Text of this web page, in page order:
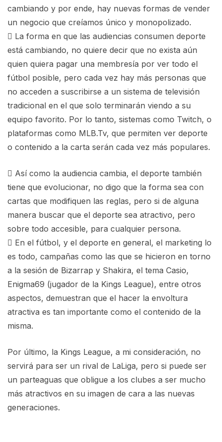
cambiando y por ende, hay nuevas formas de vender
un negocio que creíamos único y monopolizado.
 La forma en que las audiencias consumen deporte
está cambiando, no quiere decir que no exista aún
quien quiera pagar una membresía por ver todo el
fútbol posible, pero cada vez hay más personas que
no acceden a suscribirse a un sistema de televisión
tradicional en el que solo terminarán viendo a su
equipo favorito. Por lo tanto, sistemas como Twitch, o
plataformas como MLB.Tv, que permiten ver deporte
o contenido a la carta serán cada vez más populares.
 Así como la audiencia cambia, el deporte también
tiene que evolucionar, no digo que la forma sea con
cartas que modifiquen las reglas, pero si de alguna
manera buscar que el deporte sea atractivo, pero
sobre todo accesible, para cualquier persona.
 En el fútbol, y el deporte en general, el marketing lo
es todo, campañas como las que se hicieron en torno
a la sesión de Bizarrap y Shakira, el tema Casio,
Enigma69 (jugador de la Kings League), entre otros
aspectos, demuestran que el hacer la envoltura
atractiva es tan importante como el contenido de la
misma.
Por último, la Kings League, a mi consideración, no
servirá para ser un rival de LaLiga, pero si puede ser
un parteaguas que obligue a los clubes a ser mucho
más atractivos en su imagen de cara a las nuevas
generaciones.